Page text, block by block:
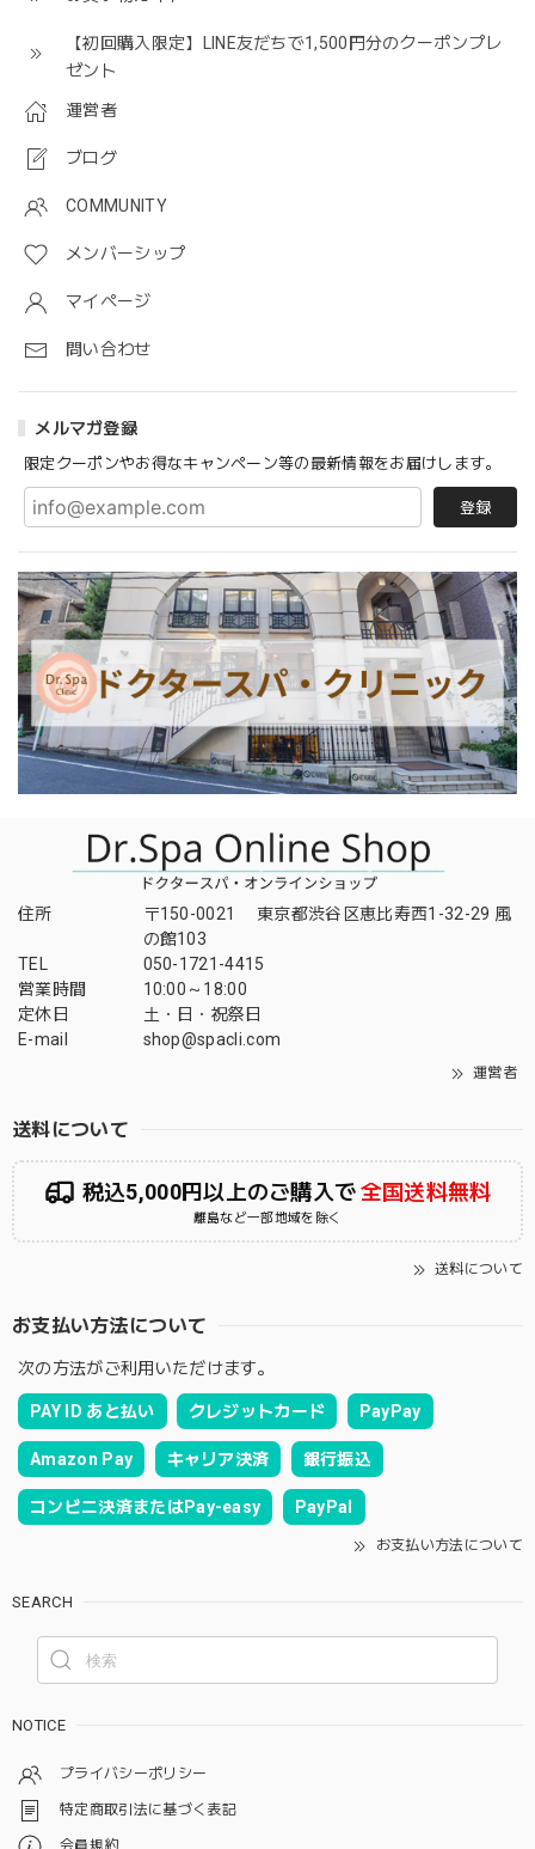
【初回購入限定】LINE友だちで1,500円分のクーポンプレ
ゼント
運営者
ブログ
COMMUNITY
メンバーシップ
マイページ
問い合わせ
メルマガ登録
限定クーポンやお得なキャンペーン等の最新情報をお届けします。
登録
住所
〒150-0021 東京都渋谷区恵比寿西1-32-29 風
の館103
TEL
050-1721-4415
営業時間
10:00～18:00
定休日
土・日・祝祭日
E-mail
shop@spacli.com
運営者
送料について
税込5,000円以上のご購入で全国送料無料
離島など一部地域を除く
送料について
お支払い方法について
次の方法がご利用いただけます。
PAY ID あと払い クレジットカード PayPay
Amazon Pay キャリア決済 銀行振込
コンビニ決済またはPay-easy PayPal
お支払い方法について
SEARCH
NOTICE
プライバシーポリシー
特定商取引法に基づく表記